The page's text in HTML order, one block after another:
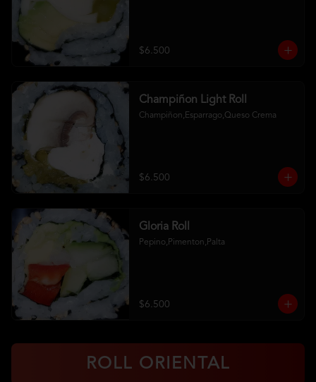
$6.500
Champiñon Light Roll
Champiñon,Esparrago,Queso Crema
$6.500
Gloria Roll
Pepino,Pimenton,Palta
$6.500
ROLL ORIENTAL